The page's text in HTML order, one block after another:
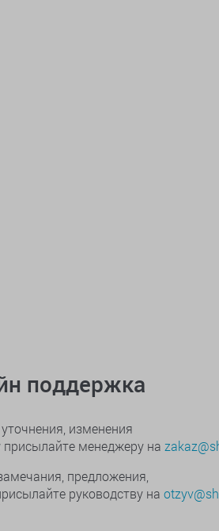
поддержка
изменения
присылайте менеджеру на
предложения,
руководству на